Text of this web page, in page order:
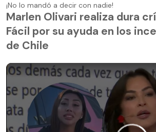
¡No lo mandó a decir con nadie!
Marlen Olivari realiza dura
Fácil por su ayuda en los
de Chile